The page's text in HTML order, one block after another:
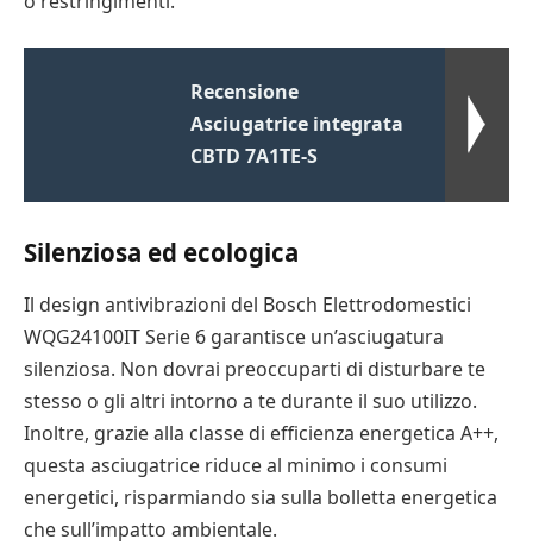
Recensione
Asciugatrice integrata
CBTD 7A1TE-S
Silenziosa ed ecologica
Il design antivibrazioni del Bosch Elettrodomestici
WQG24100IT Serie 6 garantisce un’asciugatura
silenziosa. Non dovrai preoccuparti di disturbare te
stesso o gli altri intorno a te durante il suo utilizzo.
Inoltre, grazie alla classe di efficienza energetica A++,
questa asciugatrice riduce al minimo i consumi
energetici, risparmiando sia sulla bolletta energetica
che sull’impatto ambientale.